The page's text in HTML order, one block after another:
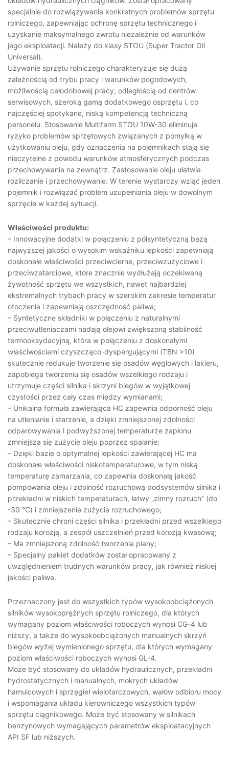
specjalnie do rozwiązywania konkretnych problemów sprzętu
rolniczego, zapewniając ochronę sprzętu technicznego i
uzyskanie maksymalnego zwrotu niezależnie od warunków
jego eksploatacji. Należy do klasy STOU (Super Tractor Oil
Universal).
Używanie sprzętu rolniczego charakteryzuje się dużą
zależnością od trybu pracy i warunków pogodowych,
możliwością całodobowej pracy, odległością od centrów
serwisowych, szeroką gamą dodatkowego osprzętu i, co
najczęściej spotykane, niską kompetencją techniczną
personelu. Stosowanie Multifarm STOU 10W-30 eliminuje
ryzyko problemów sprzętowych związanych z pomyłką w
użytkowaniu oleju, gdy oznaczenia na pojemnikach stają się
nieczytelne z powodu warunków atmosferycznych podczas
przechowywania na zewnątrz. Zastosowanie oleju ułatwia
rozliczanie i przechowywanie. W terenie wystarczy wziąć jeden
pojemnik i rozwiązać problem uzupełniania oleju w dowolnym
sprzęcie w każdej sytuacji.
Właściwości produktu:
– Innowacyjne dodatki w połączeniu z półsyntetyczną bazą
najwyższej jakości o wysokim wskaźniku lepkości zapewniają
doskonałe właściwości przeciwcierne, przeciwzużyciowe i
przeciwzatarciowe, które znacznie wydłużają oczekiwaną
żywotność sprzętu we wszystkich, nawet najbardziej
ekstremalnych trybach pracy w szerokim zakresie temperatur
otoczenia i zapewniają oszczędność paliwa;
– Syntetyczne składniki w połączeniu z naturalnymi
przeciwutleniaczami nadają olejowi zwiększoną stabilność
termooksydacyjną, która w połączeniu z doskonałymi
właściwościami czyszcząco-dyspergującymi (TBN >10)
skutecznie redukuje tworzenie się osadów węglowych i lakieru,
zapobiega tworzeniu się osadów wszelkiego rodzaju i
utrzymuje części silnika i skrzyni biegów w wyjątkowej
czystości przez cały czas między wymianami;
– Unikalna formuła zawierająca HC zapewnia odporność oleju
na utlenianie i starzenie, a dzięki zmniejszonej zdolności
odparowywania i podwyższonej temperaturze zapłonu
zmniejsza się zużycie oleju poprzez spalanie;
– Dzięki bazie o optymalnej lepkości zawierającej HC ma
doskonałe właściwości niskotemperaturowe, w tym niską
temperaturę zamarzania, co zapewnia doskonałą jakość
pompowania oleju i zdolność rozruchową podsystemów silnika i
przekładni w niskich temperaturach, łatwy „zimny rozruch” (do
-30 °С) i zmniejszenie zużycia rozruchowego;
– Skutecznie chroni części silnika i przekładni przed wszelkiego
rodzaju korozją, a zespół uszczelnień przed korozją kwasową;
– Ma zmniejszoną zdolność tworzenia piany;
– Specjalny pakiet dodatków został opracowany z
uwzględnieniem trudnych warunków pracy, jak również niskiej
jakości paliwa.
Przeznaczony jest do wszystkich typów wysokoobciążonych
silników wysokoprężnych sprzętu rolniczego, dla których
wymagany poziom właściwości roboczych wynosi CG-4 lub
niższy, a także do wysokoobciążonych manualnych skrzyń
biegów wyżej wymienionego sprzętu, dla których wymagany
poziom właściwości roboczych wynosi GL-4.
Może być stosowany do układów hydraulicznych, przekładni
hydrostatycznych i manualnych, mokrych układów
hamulcowych i sprzęgieł wielotarczowych, wałów odbioru mocy
i wspomagania układu kierowniczego wszystkich typów
sprzętu ciągnikowego. Może być stosowany w silnikach
benzynowych wymagających parametrów eksploatacyjnych
API SF lub niższych.